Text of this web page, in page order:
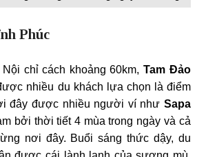
Phúc
chỉ cách khoảng 60km, Tam Đảo
nhiều du khách lựa chọn là điểm
đây được nhiều người ví như Sapa
bởi thời tiết 4 mùa trong ngày và cả
nơi đây. Buổi sáng thức dậy, du